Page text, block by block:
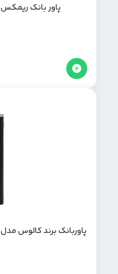
پاور بانک ریمکس RPP-616 ظرفیت 10000mAh